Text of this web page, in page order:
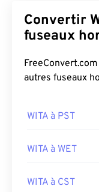
Convertir
fuseaux
autres fuseaux
WITA à PST
WITA à WET
WITA à CST